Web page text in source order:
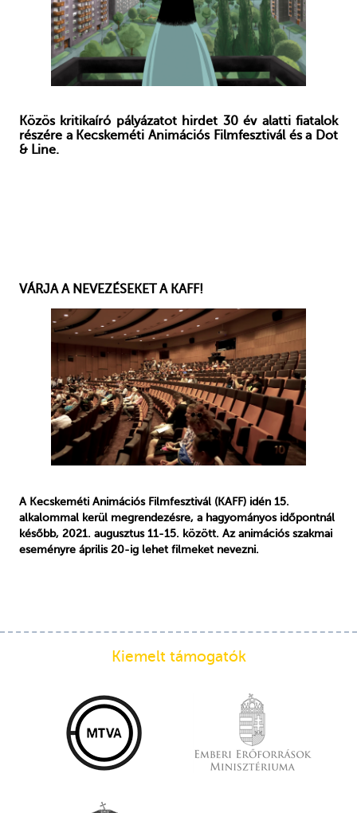
Közös kritikaíró pályázatot hirdet 30 év alatti fiatalok
részére a Kecskeméti Animációs Filmfesztivál és a Dot
& Line.
VÁRJA A NEVEZÉSEKET A KAFF!
A Kecskeméti Animációs Filmfesztivál (KAFF) idén 15.
alkalommal kerül megrendezésre, a hagyományos időpontnál
később, 2021. augusztus 11-15. között. Az animációs szakmai
eseményre április 20-ig lehet filmeket nevezni.
Kiemelt támogatók